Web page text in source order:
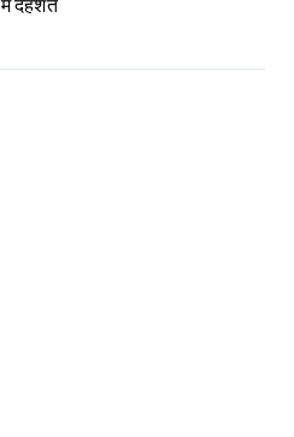
में दहशत